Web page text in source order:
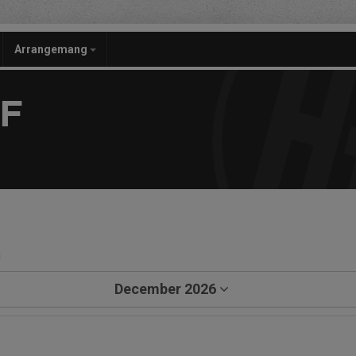
Arrangemang
December 2026